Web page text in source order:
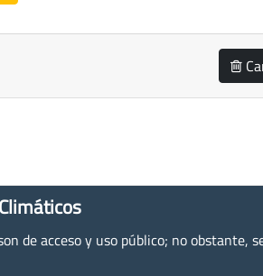
de acceso y uso público; no obstante,